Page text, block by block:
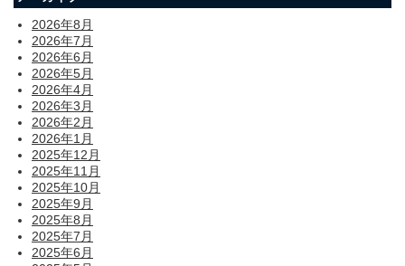
2026年8月
2026年7月
2026年6月
2026年5月
2026年4月
2026年3月
2026年2月
2026年1月
2025年12月
2025年11月
2025年10月
2025年9月
2025年8月
2025年7月
2025年6月